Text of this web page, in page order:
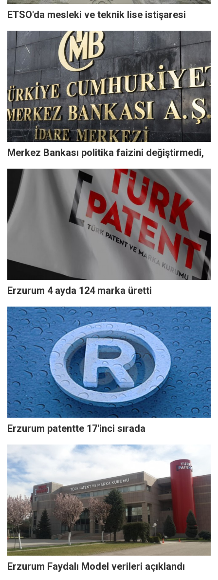
ETSO'da mesleki ve teknik lise istişaresi
Merkez Bankası politika faizini değiştirmedi,
Erzurum 4 ayda 124 marka üretti
Erzurum patentte 17'inci sırada
Erzurum Faydalı Model verileri açıklandı